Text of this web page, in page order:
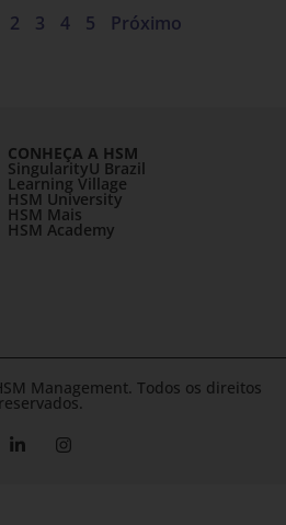
2 3 4 5 Próximo
CONHEÇA A HSM
SingularityU Brazil
Learning Village
HSM University
HSM Mais
HSM Academy
Management. Todos os direitos
reservados.